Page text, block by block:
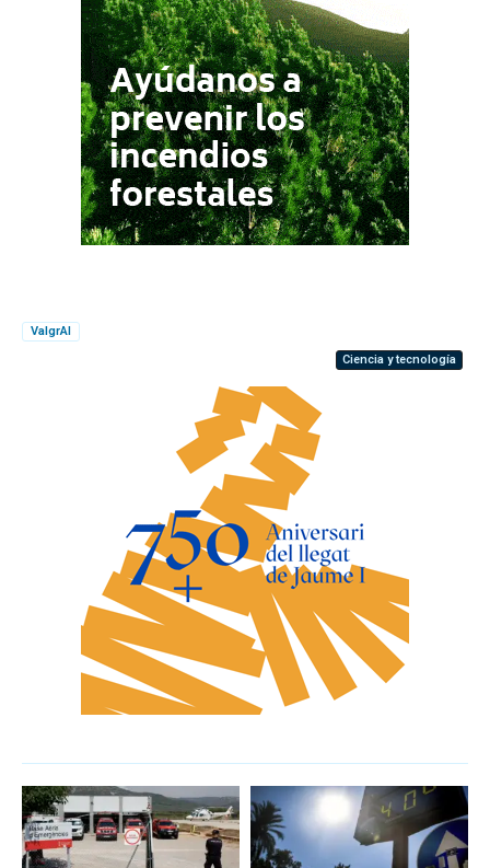
ValgrAI
Ciencia y tecnología